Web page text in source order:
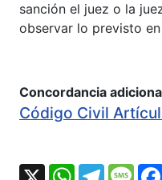
sanción el juez o la
observar lo previsto
Concordancia
Código Civil
X WhatsApp
Telegram